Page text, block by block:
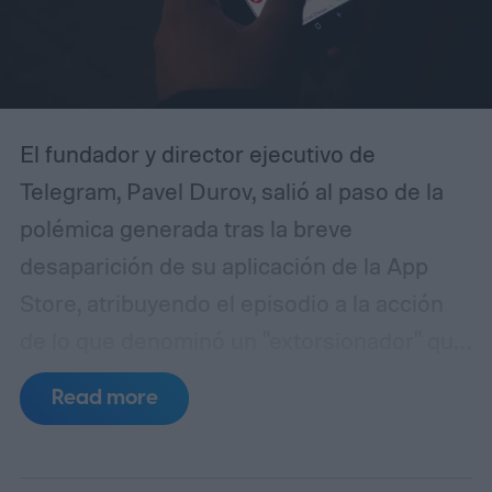
productividad aparente y nostalgia
El fundador y director ejecutivo de
Telegram, Pavel Durov, salió al paso de la
polémica generada tras la breve
desaparición de su aplicación de la App
habría manipulado a Apple para forzar la
sanción. La aplicación de mensajería dejó
Read more